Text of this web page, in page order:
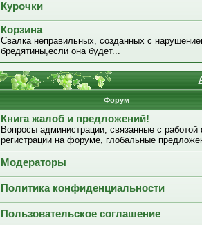
Курочки
Корзина
Свалка неправильных, созданных с
бредятины,если она будет...
Форум
Книга жалоб и предложений!
Вопросы администрации, связанные с
регистрации на форуме, глобальные
Модераторы
Политика конфиденциальности
Пользовательское соглашение